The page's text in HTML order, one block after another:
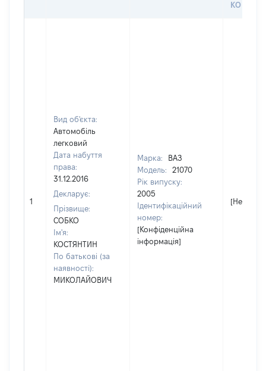
1
Вид об'єкта:
Автомобіль
легковий
Дата набуття
права:
31.12.2016
Декларує:
Прізвище:
СОБКО
Ім'я:
КОСТЯНТИН
По батькові (за
наявності):
МИКОЛАЙОВИЧ
Марка:
ВАЗ
Модель:
21070
Рік випуску:
2005
Ідентифікаційний
номер:
[Конфіденційна
інформація]
[Не